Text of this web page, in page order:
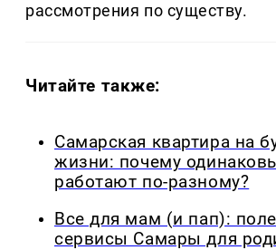
рассмотрения по существу.
Читайте также:
Самарская квартира на
жизни: почему
работают по-разному?
Все для мам (и пап):
сервисы Самары для